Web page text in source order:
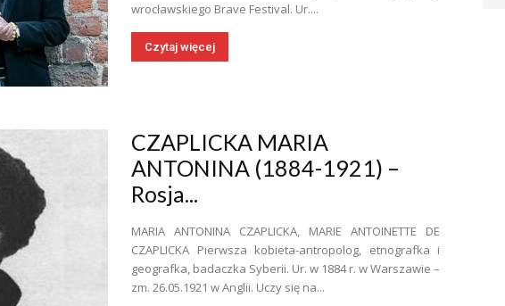
wrocławskiego Brave Festival. Ur....
Czytaj więcej
CZAPLICKA MARIA
ANTONINA (1884-1921) –
Rosja...
MARIA ANTONINA CZAPLICKA, MARIE ANTOINETTE DE
CZAPLICKA Pierwsza kobieta-antropolog, etnografka i
geografka, badaczka Syberii. Ur. w 1884 r. w Warszawie –
zm. 26.05.1921 w Anglii. Uczy się na...